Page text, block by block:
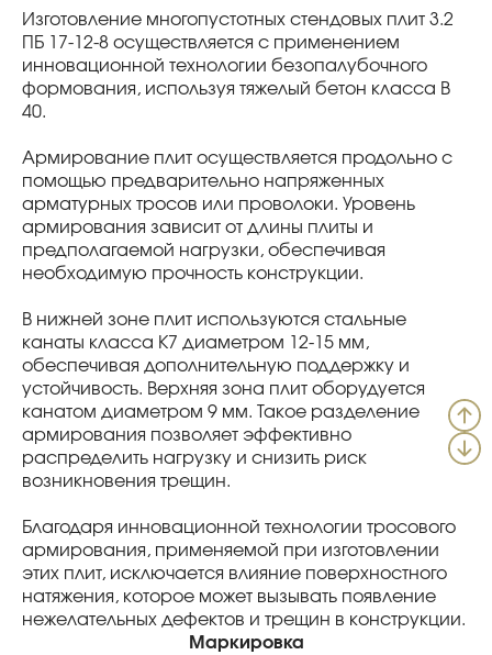
Изготовление многопустотных стендовых плит 3.2
ПБ 17-12-8 осуществляется с применением
инновационной технологии безопалубочного
формования, используя тяжелый бетон класса В
40.
Армирование плит осуществляется продольно с
помощью предварительно напряженных
арматурных тросов или проволоки. Уровень
армирования зависит от длины плиты и
предполагаемой нагрузки, обеспечивая
необходимую прочность конструкции.
В нижней зоне плит используются стальные
канаты класса К7 диаметром 12-15 мм,
обеспечивая дополнительную поддержку и
устойчивость. Верхняя зона плит оборудуется
канатом диаметром 9 мм. Такое разделение
армирования позволяет эффективно
распределить нагрузку и снизить риск
возникновения трещин.
Благодаря инновационной технологии тросового
армирования, применяемой при изготовлении
этих плит, исключается влияние поверхностного
натяжения, которое может вызывать появление
нежелательных дефектов и трещин в конструкции.
Маркировка